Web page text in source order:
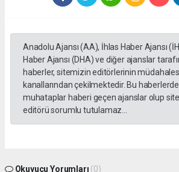
Anadolu Ajansı (AA), İhlas Haber Ajansı
Haber Ajansı (DHA) ve diğer ajanslar
haberler, sitemizin editörlerinin
kanallarından çekilmektedir. Bu
muhataplar haberi geçen ajanslar olup
editörü sorumlu tutulamaz...
Okuyucu Yorumları (0)